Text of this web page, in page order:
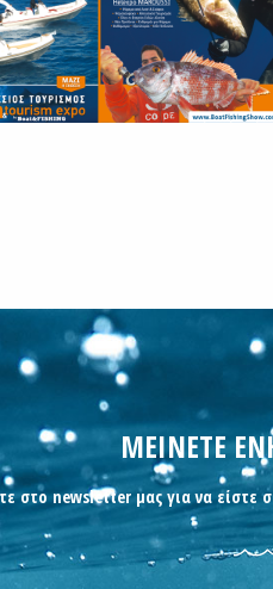
ΜΕΙΝΕΤΕ
στο newsletter μας για να είστε